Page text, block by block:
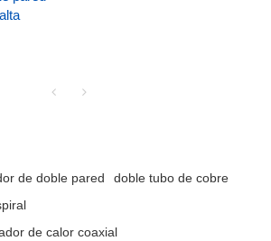
de doble pared
doble tubo de cobre
de calor coaxial